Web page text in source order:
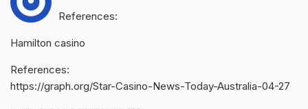
References:
Hamilton casino
References:
https://graph.org/Star-Casino-News-Today-Australia-04-27